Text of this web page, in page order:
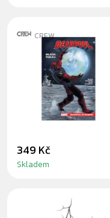
CREW
KOMIKS
DEADPOOL,
MILÁČEK PUBLIKA
7: DEADPOOL VE
VESMÍRU
349 Kč
Skladem